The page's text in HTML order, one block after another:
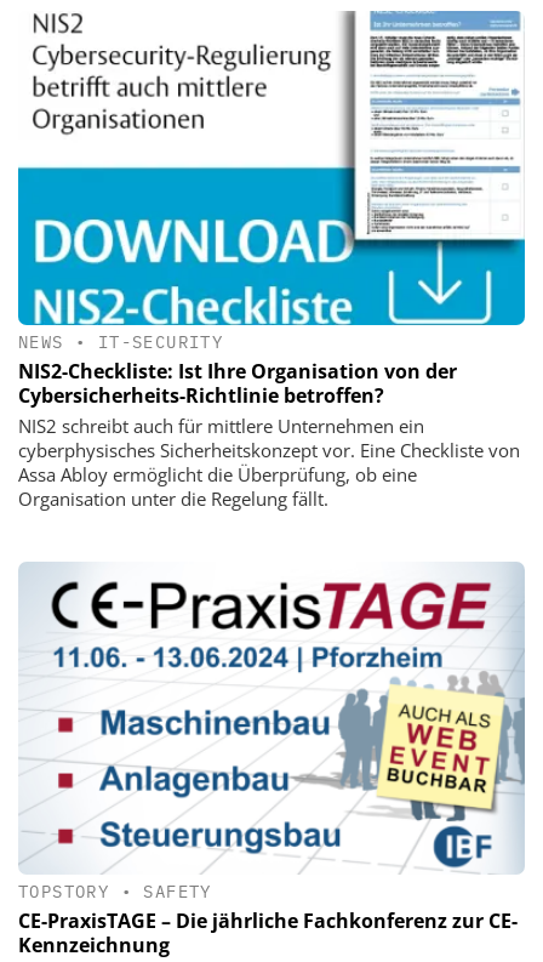
NEWS • IT-SECURITY
NIS2-Checkliste: Ist Ihre Organisation von der
Cybersicherheits-Richtlinie betroffen?
NIS2 schreibt auch für mittlere Unternehmen ein
cyberphysisches Sicherheitskonzept vor. Eine Checkliste von
Assa Abloy ermöglicht die Überprüfung, ob eine
Organisation unter die Regelung fällt.
TOPSTORY • SAFETY
CE-PraxisTAGE – Die jährliche Fachkonferenz zur CE-
Kennzeichnung